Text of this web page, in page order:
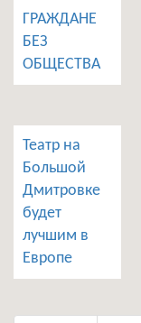
ГРАЖДАНЕ
БЕЗ
ОБЩЕСТВА
Театр на
Большой
Дмитровке
будет
лучшим в
Европе